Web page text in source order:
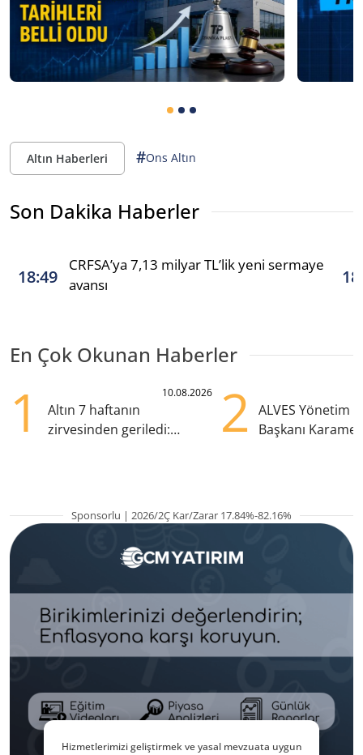
Altın Haberleri #Ons Altın
Son Dakika Haberler
18:49
CRFSA’ya 7,13 milyar TL’lik yeni sermaye
avansı
En Çok Okunan Haberler
1 10.08.2026
Altın 7 haftanın
zirvesinden geriledi:
2
ALVES Yönetim
Başkanı
Sponsorlu | 2026/2Ç Kar/Zarar 17.84%-82.16%
Hizmetlerimizi geliştirmek ve yasal mevzuata uygun